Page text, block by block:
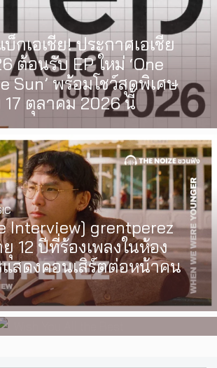
กเอเชีย! ประกาศเอเชีย
ต้อนรับ EP ใหม่ ‘One
Sun’ พร้อมโชว์สุดพิเศษ
17 ตุลาคม 2026 นี้
Interview] grentperez
12 ปีที่ร้องเพลงในห้อง
สดงคอนเสิร์ตต่อหน้าคน
All the Best เรื่องราวของ
บนารี่ กับครอบครัวที่เขา
ผลงานการกำกับ
องแรกของ Tommy